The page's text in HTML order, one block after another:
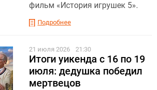
фильм «История игрушек 5».
Подробнее
21 июля 2026 21:30
Итоги уикенда с 16 по 19
июля: дедушка победил
мертвецов